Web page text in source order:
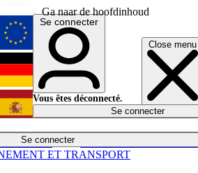
Ga naar de hoofdinhoud
Close menu
Se connecter
Économie
English
Deutsch
Español
Se connecter
Vous êtes déconnecté.
Se connecter
ET TRANSPORT